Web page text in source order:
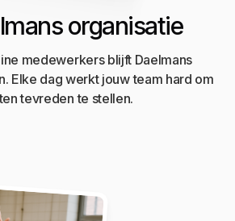
organisatie
medewerkers blijft Daelmans
Elke dag werkt jouw team hard om
tevreden te stellen.